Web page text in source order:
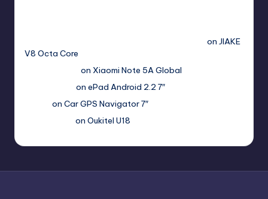
on JIAKE
V8 Octa Core
on Xiaomi Note 5A Global
on ePad Android 2.2 7″
on Car GPS Navigator 7″
on Oukitel U18